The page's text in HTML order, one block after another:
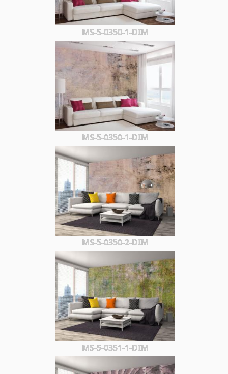
MS-5-0350-1-DIM
MS-5-0350-1-DIM
MS-5-0350-2-DIM
MS-5-0351-1-DIM